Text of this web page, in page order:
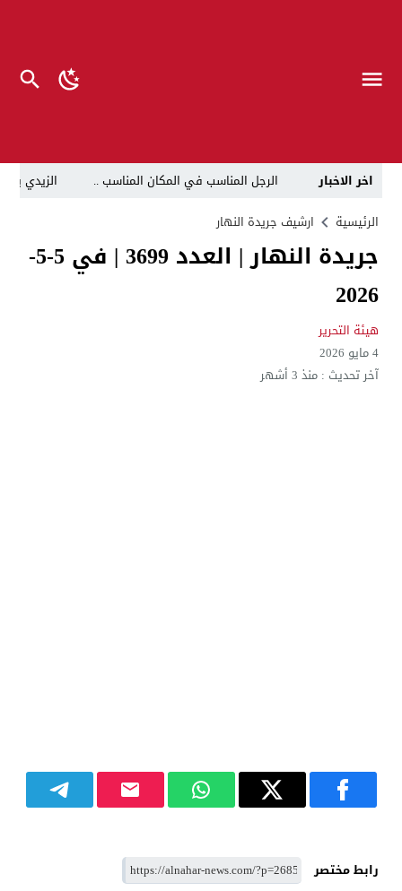
اخر الاخبار الرجل المناسب في المكان المناسب ..
الزيدي
قراءة نقدية في مرثية الوصل للكاتب عباس
تحت عنوان “أقلام للمأجورين وسقوط في فخ الإفلاس
الرئيسية ارشيف جريدة النهار
جريدة النهار | العدد 3699 | في 5-5-
2026
هيئة التحرير
4 مايو 2026
آخر تحديث :منذ 3 أشهر
رابط مختصر